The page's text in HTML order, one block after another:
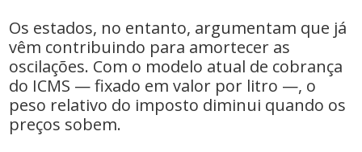
Os estados, no entanto, argumentam que já
vêm contribuindo para amortecer as
oscilações. Com o modelo atual de cobrança
do ICMS — fixado em valor por litro —, o
peso relativo do imposto diminui quando os
preços sobem.